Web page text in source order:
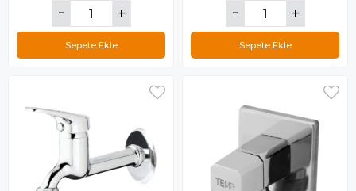
Sepete Ekle Sepete Ekle